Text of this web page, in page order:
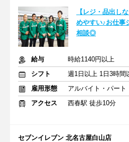
【レジ・品出し
めやすい♪お仕事
相談◎
給与
時給1140円以上
シフト
週1日以上 1日3時間
雇用形態
アルバイト・パート
アクセス
西春駅 徒歩10分
セブンイレブン 北名古屋白山店